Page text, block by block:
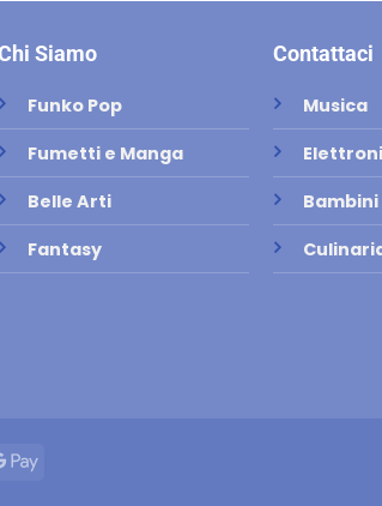
Siamo
Funko Pop
Fumetti e Manga
Belle Arti
Fantasy
Contattaci
Musica
Bambini
Google